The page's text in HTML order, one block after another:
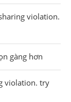
violation.
gàng hơn
violation. try